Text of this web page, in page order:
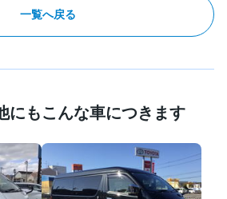
一覧へ戻る
にもこんな車につきます